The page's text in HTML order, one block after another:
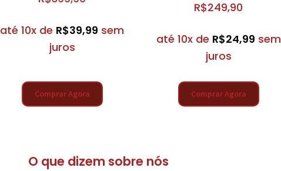
até 10x de R$39,99 sem
juros
Comprar Agora
R$249,90
até 10x de R$24,99 sem
juros
Comprar Agora
O que dizem sobre nós